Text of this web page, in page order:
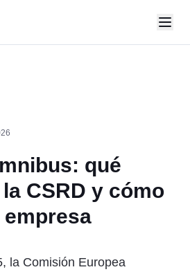
qué
CSRD y cómo
la Comisión Europea